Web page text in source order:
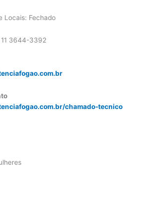
Locais: Fechado
11 3644-3392
chamado-tecnico